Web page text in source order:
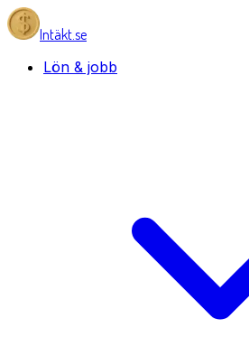
Intäkt.se
Lön & jobb